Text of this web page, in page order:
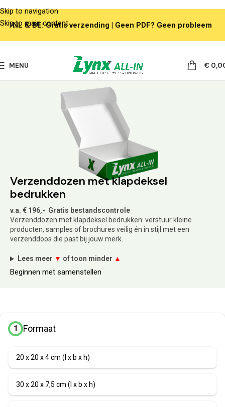
Skip to navigation
Skip to main content
MENU €
Verzenddozen met klapdeksel
bedrukken
v.a. € 196,- Gratis bestandscontrole
Verzenddozen met klapdeksel bedrukken: verstuur kleine
producten, samples of brochures veilig én in stijl met een
verzenddoos die past bij jouw merk.
Lees meer ▼ of toon minder ▲
Beginnen met samenstellen
1 Formaat
20 x 20 x 4 cm (l x b x h)
30 x 20 x 7,5 cm (l x b x h)
NL & BE: Gratis verzending | Geen PDF? Geen probleem